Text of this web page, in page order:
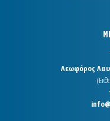
Λεωφόρος